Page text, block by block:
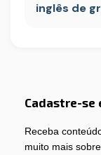
inglês de
Cadastre-se
Receba
muito mais